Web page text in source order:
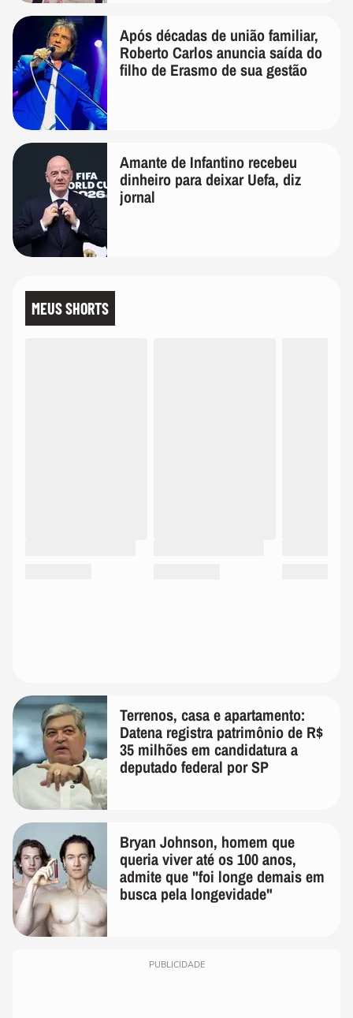
Após décadas de união familiar,
Roberto Carlos anuncia saída do
filho de Erasmo de sua gestão
Amante de Infantino recebeu
dinheiro para deixar Uefa, diz
jornal
MEUS SHORTS
Terrenos, casa e apartamento:
Datena registra patrimônio de R$
35 milhões em candidatura a
deputado federal por SP
Bryan Johnson, homem que
queria viver até os 100 anos,
admite que "foi longe demais em
busca pela longevidade"
PUBLICIDADE